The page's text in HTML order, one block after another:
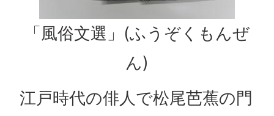
「風俗文選」(ふうぞくもんぜ
ん)
江戸時代の俳人で松尾芭蕉の門